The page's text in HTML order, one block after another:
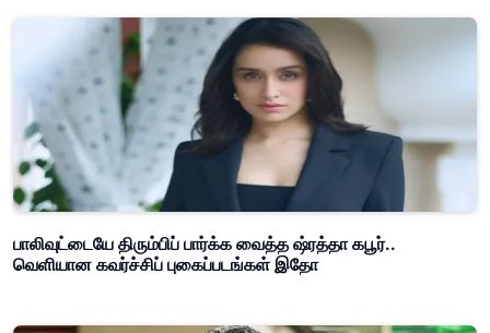
பாலிவுட்டையே திரும்பிப் பார்க்க வைத்த ஷ்ரத்தா கபூர்..
வெளியான கவர்ச்சிப் புகைப்படங்கள் இதோ